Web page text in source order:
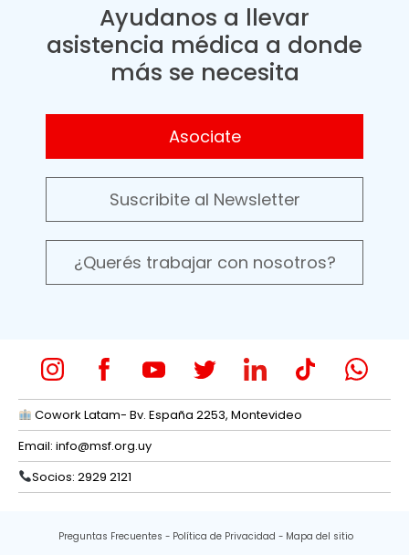
Ayudanos a llevar
asistencia médica a donde
más se necesita
Asociate
Suscribite al Newsletter
¿Querés trabajar con nosotros?
Cowork Latam- Bv. España 2253, Montevideo
Email: info@msf.org.uy
Socios: 2929 2121
Preguntas Frecuentes Política de Privacidad Mapa del sitio